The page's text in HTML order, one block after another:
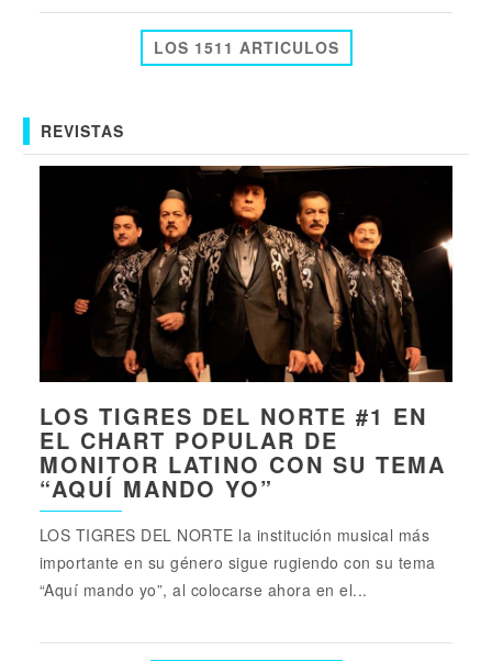
LOS 1511 ARTICULOS
REVISTAS
LOS TIGRES DEL NORTE #1 EN
EL CHART POPULAR DE
MONITOR LATINO CON SU TEMA
“AQUÍ MANDO YO”
LOS TIGRES DEL NORTE la institución musical más
importante en su género sigue rugiendo con su tema
“Aquí mando yo”, al colocarse ahora en el...